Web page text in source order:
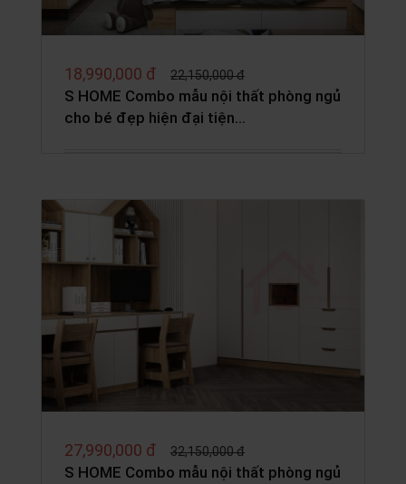
18,990,000 đ 22,150,000 đ
S HOME Combo mẫu nội thất phòng ngủ
cho bé đẹp hiện đại tiện…
27,990,000 đ 32,150,000 đ
S HOME Combo mẫu nội thất phòng ngủ